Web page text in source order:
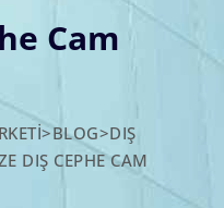
Cam
>BLOG>DIŞ
DIŞ CEPHE CAM